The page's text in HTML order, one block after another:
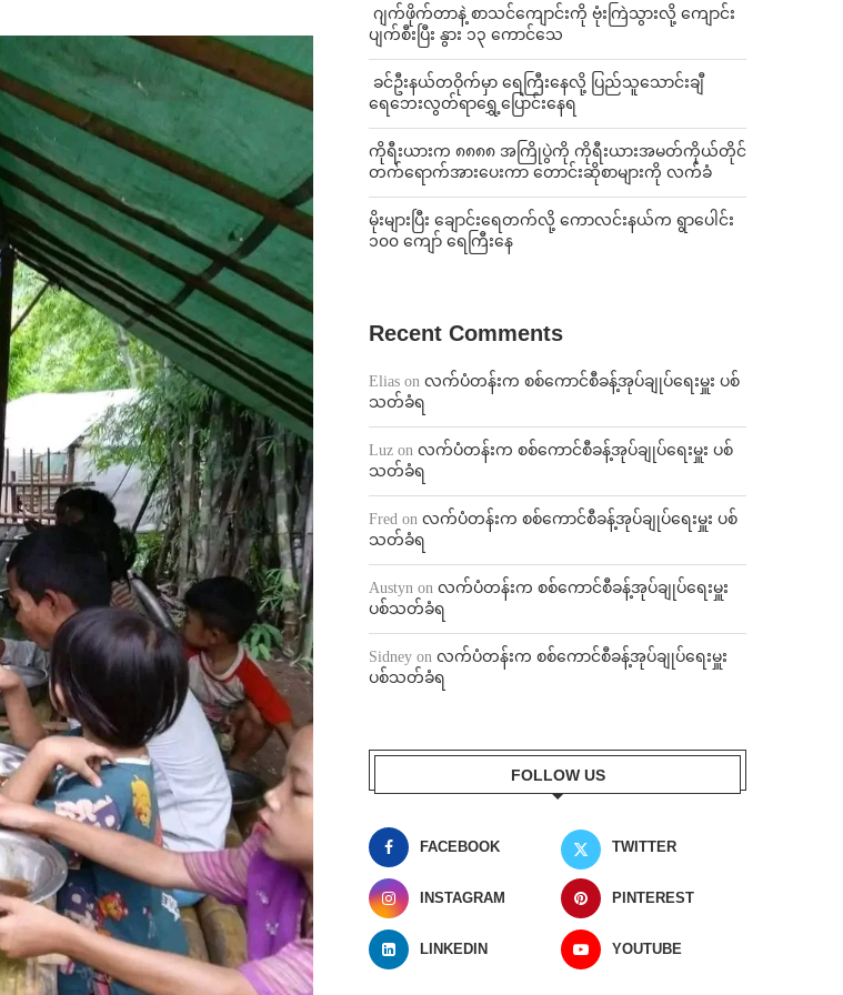
⁨⁩ ⁨ဂျက်ဖိုက်တာနဲ့ စာသင်ကျောင်းကို ဗုံးကြဲသွားလို့ ကျောင်း
ပျက်စီးပြီး နွား ၁၃ ကောင်သေ
⁩ ⁨ခင်ဦးနယ်တဝိုက်မှာ ရေကြီးနေလို့ ပြည်သူသောင်းချီ
ရေဘေးလွတ်ရာရွှေ့ပြောင်းနေရ
ကိုရီးယားက ၈၈၈၈ အကြိုပွဲကို ကိုရီးယားအမတ်ကိုယ်တိုင်
တက်ရောက်အားပေးကာ တောင်းဆိုစာများကို လက်ခံ
⁨မိုးများပြီး ချောင်းရေတက်လို့ ကောလင်းနယ်က ရွာပေါင်း
၁၀၀ ကျော် ရေကြီးနေ
Recent Comments
Elias on လက်ပံတန်းက စစ်ကောင်စီခန့်အုပ်ချုပ်ရေးမှူး ပစ်
သတ်ခံရ
Luz on လက်ပံတန်းက စစ်ကောင်စီခန့်အုပ်ချုပ်ရေးမှူး ပစ်
သတ်ခံရ
Fred on လက်ပံတန်းက စစ်ကောင်စီခန့်အုပ်ချုပ်ရေးမှူး ပစ်
သတ်ခံရ
Austyn on လက်ပံတန်းက စစ်ကောင်စီခန့်အုပ်ချုပ်ရေးမှူး
ပစ်သတ်ခံရ
Sidney on လက်ပံတန်းက စစ်ကောင်စီခန့်အုပ်ချုပ်ရေးမှူး
ပစ်သတ်ခံရ
FOLLOW US
FACEBOOK TWITTER
INSTAGRAM PINTEREST
LINKEDIN YOUTUBE